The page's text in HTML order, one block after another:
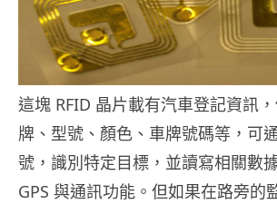
這塊 RFID 晶片載有汽車登記資訊
牌、型號、顏色、車牌號碼等，可
號，識別特定目標，並讀寫相關數
GPS 與通訊功能。但如果在路旁的